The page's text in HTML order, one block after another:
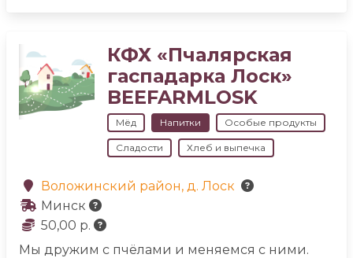
стараюсь, чтобы чай помимо того, что
целебный — был еще интересный, вкусный и
ароматный, чтобы процесс оздоровления был
в удовольствие!Также я готовлю натуральные
средства по уходу за собой: убтаны (смесь
перемолотых трав, глины и муки) и скрабы с
травяными мацератами. Все это — тоже
Добро пожаловать в мой аккаунт, я всегда на
связи и готова помочь!
КФХ «Пчалярская
гаспадарка Лоск»
BEEFARMLOSK
Мёд Напитки Особые продукты
Сладости Хлеб и выпечка
Воложинский район, д. Лоск
Минск
50,00 р.
Мы дружим с пчёлами и меняемся с ними.